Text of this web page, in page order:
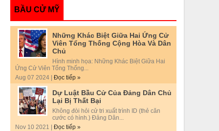
BẦU CỬ MỸ
Những Khác Biệt Giữa Hai Ứng Cử
Viên Tổng Thống Cộng Hòa Và Dân
Chủ
Hình minh họa: Những Khác Biệt Giữa Hai
Ứng Cử Viên Tổng Thống...
Aug 07 2024 | Đọc tiếp »
Dự Luật Bầu Cử Của Đảng Dân Chủ
Lại Bị Thất Bại
Không đòi hỏi cử tri xuất trình ID (thẻ căn
cước có hình.) Đảng Dân...
Nov 10 2021 | Đọc tiếp »